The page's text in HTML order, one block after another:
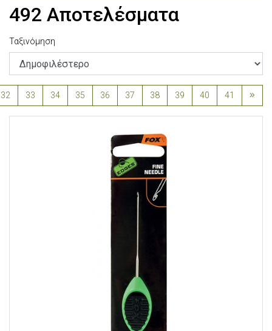
492 Αποτελέσματα
Ταξινόμηση
32 33 34 35 36 37 38 39 40 41